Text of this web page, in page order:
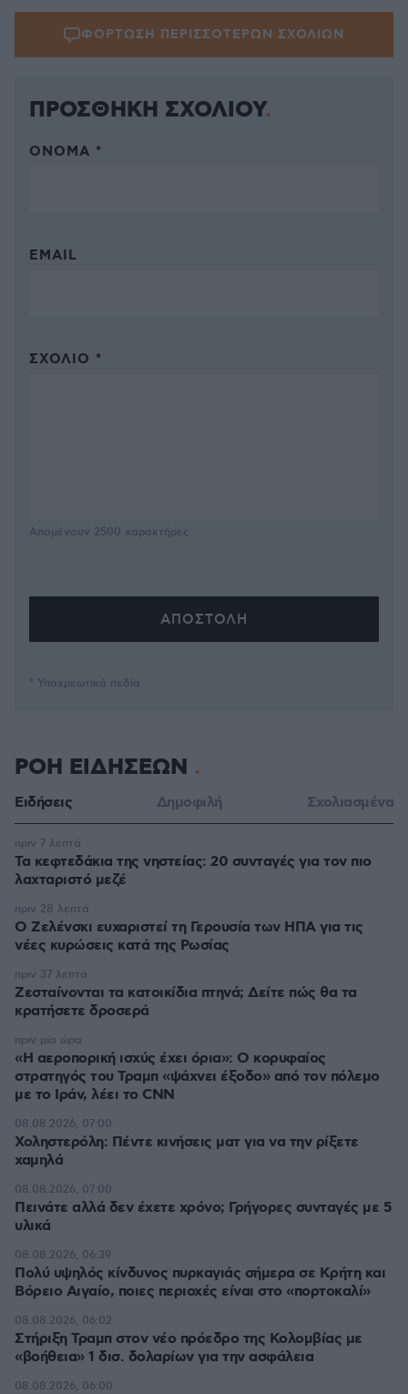
ΦΟΡΤΩΣΗ ΠΕΡΙΣΣΟΤΕΡΩΝ ΣΧΟΛΙΩΝ
ΠΡΟΣΘΗΚΗ ΣΧΟΛΙΟΥ
ΌΝΟΜΑ *
EMAIL
ΣΧΌΛΙΟ *
Απομένουν 2500 χαρακτήρες
* Υποχρεωτικά πεδία
ΡΟΗ ΕΙΔΗΣΕΩΝ
Ειδήσεις Δημοφιλή Σχολιασμένα
Τα κεφτεδάκια της νηστείας: 20 συνταγές για τον πιο
λαχταριστό μεζέ
πριν 7 λεπτά
Ο Ζελένσκι ευχαριστεί τη Γερουσία των ΗΠΑ για τις
νέες κυρώσεις κατά της Ρωσίας
πριν 28 λεπτά
Ζεσταίνονται τα κατοικίδια πτηνά; Δείτε πώς θα τα
κρατήσετε δροσερά
πριν 37 λεπτά
«Η αεροπορική ισχύς έχει όρια»: Ο κορυφαίος
στρατηγός του Τραμπ «ψάχνει έξοδο» από τον πόλεμο
με το Ιράν, λέει το CNN
πριν μία ώρα
Χοληστερόλη: Πέντε κινήσεις ματ για να την ρίξετε
χαμηλά
08.08.2026, 07:00
Πεινάτε αλλά δεν έχετε χρόνο; Γρήγορες συνταγές με 5
υλικά
08.08.2026, 07:00
Πολύ υψηλός κίνδυνος πυρκαγιάς σήμερα σε Κρήτη και
Βόρειο Αιγαίο, ποιες περιοχές είναι στο «πορτοκαλί»
08.08.2026, 06:39
Στήριξη Τραμπ στον νέο πρόεδρο της Κολομβίας με
«βοήθεια» 1 δισ. δολαρίων για την ασφάλεια
08.08.2026, 06:02
08.08.2026, 06:00